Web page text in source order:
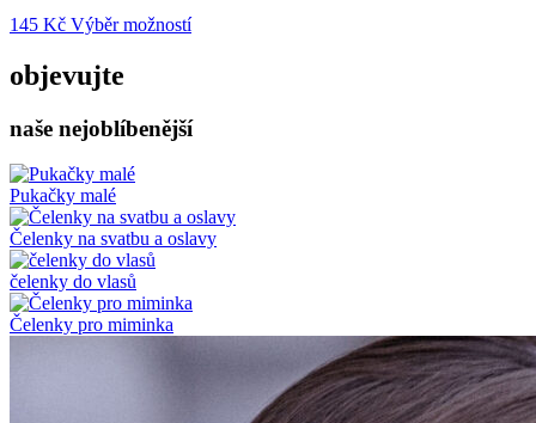
145 Kč Výběr možnostíTento
Možnosti
stránce
produktu
objevujte
naše nejoblíbenější
Pukačky malé
Čelenky na svatbu a oslavy
čelenky do vlasů
Čelenky pro miminka